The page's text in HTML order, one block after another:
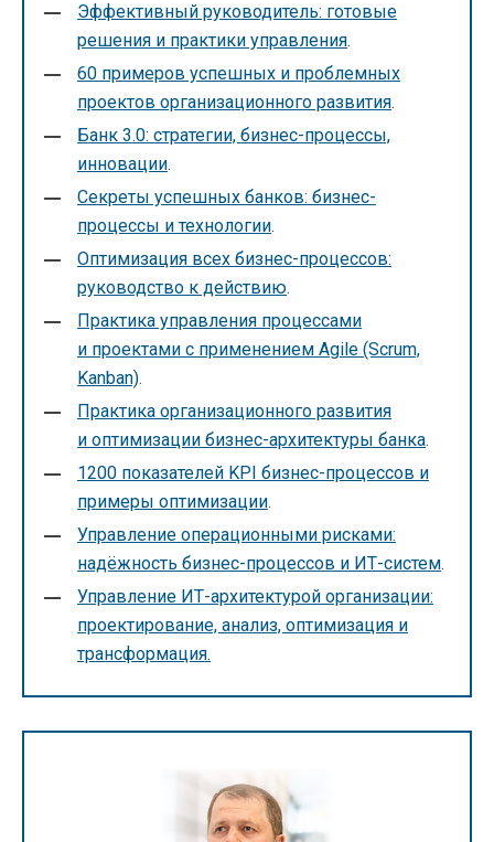
Эффективный руководитель: готовые
решения и практики управления.
60 примеров успешных и проблемных
проектов организационного развития.
Банк 3.0: стратегии, бизнес-процессы,
инновации.
Секреты успешных банков: бизнес-
процессы и технологии.
Оптимизация всех бизнес-процессов:
руководство к действию.
Практика управления процессами
и проектами с применением Agile (Scrum,
Kanban).
Практика организационного развития
и оптимизации бизнес-архитектуры банка.
1200 показателей KPI бизнес-процессов и
примеры оптимизации.
Управление операционными рисками:
надёжность бизнес-процессов и ИТ-систем.
Управление ИТ-архитектурой организации:
проектирование, анализ, оптимизация и
трансформация.